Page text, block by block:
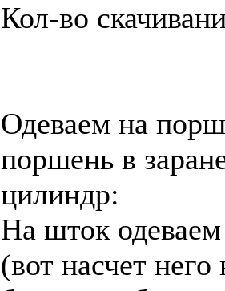
Кол-во
Одеваем на
поршень в
цилиндр:
На шток
(вот насчет него